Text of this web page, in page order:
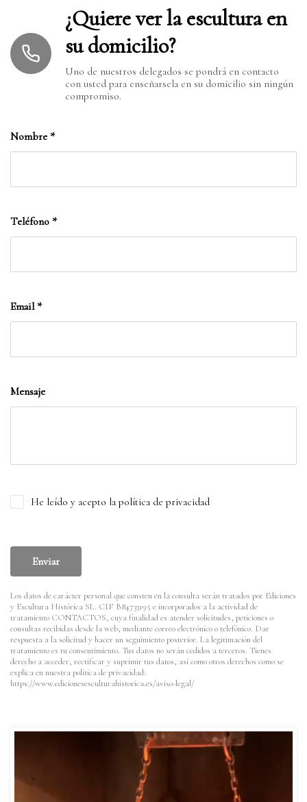
¿Quiere ver la escultura en
su domicilio?
Uno de nuestros delegados se pondrá en contacto
con usted para enseñarsela en su domicilio sin ningún
compromiso.
Nombre *
Teléfono *
Email*
Mensaje
He leído y acepto la política de privacidad
Enviar
Los datos de carácter personal que consten en la consulta serán tratados por Ediciones
y Escultura Histórica SL. CIF B84733195 e incorporados a la actividad de
tratamiento CONTACTOS, cuya finalidad es atender solicitudes, peticiones o
consultas recibidas desde la web, mediante correo electrónico o telefónico. Dar
respuesta a la solicitud y hacer un seguimiento posterior. La legitimación del
tratamiento es tu consentimiento. Tus datos no serán cedidos a terceros. Tienes
derecho a acceder, rectificar y suprimir tus datos, así como otros derechos como se
explica en nuestra política de privacidad:
https://www.edicionesesculturahistorica.es/aviso-legal/